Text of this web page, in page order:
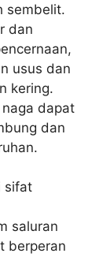
sembelit.
dan
usus dan
kering.
dapat
dan
sifat
saluran
berperan